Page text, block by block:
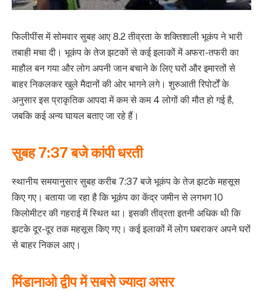
फिलीपींस में सोमवार सुबह आए 8.2 तीव्रता के शक्तिशाली भूकंप ने भारी
तबाही मचा दी। भूकंप के तेज झटकों से कई इलाकों में अफरा-तफरी का
माहौल बन गया और लोग अपनी जान बचाने के लिए घरों और इमारतों से
बाहर निकलकर खुले मैदानों की ओर भागने लगे। शुरुआती रिपोर्टों के
अनुसार इस प्राकृतिक आपदा में कम से कम 4 लोगों की मौत हो गई है,
जबकि कई अन्य घायल बताए जा रहे हैं।
सुबह 7:37 बजे कांपी धरती
स्थानीय समयानुसार सुबह करीब 7:37 बजे भूकंप के तेज झटके महसूस
किए गए। बताया जा रहा है कि भूकंप का केंद्र जमीन से लगभग 10
किलोमीटर की गहराई में स्थित था। इसकी तीव्रता इतनी अधिक थी कि
झटके दूर-दूर तक महसूस किए गए। कई इलाकों में लोग घबराकर अपने घरों
से बाहर निकल आए।
मिंडानाओ द्वीप में सबसे ज्यादा असर